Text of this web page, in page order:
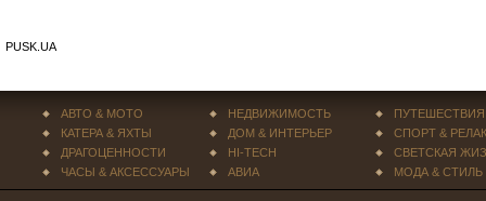
PUSK.UA
АВТО & МОТО
КАТЕРА & ЯХТЫ
ДРАГОЦЕННОСТИ
ЧАСЫ & АКСЕССУАРЫ
НЕДВИЖИМОСТЬ
ДОМ & ИНТЕРЬЕР
HI-TECH
АВИА
ПУТЕШЕСТВИЯ
СПОРТ &
СВЕТСКАЯ
МОДА & СТИЛЬ